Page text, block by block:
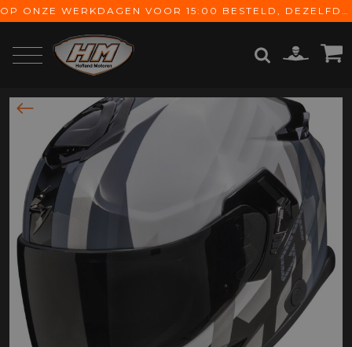
OP ONZE WERKDAGEN VOOR 15:00 BESTELD, DEZELFDE DAG VERZONDEN! GRATIS VERZENDING VANAF € 65,-
ZOEKEN